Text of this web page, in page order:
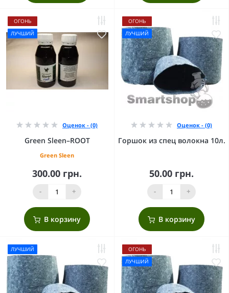
ОГОНЬ
ЛУЧШИЙ
Оценок - (0)
Green Sleen–ROOT
Green Sleen
300.00 грн.
- +
В корзину
ОГОНЬ
ЛУЧШИЙ
Оценок - (0)
Горшок из спец волокна 10л.
50.00 грн.
- +
В корзину
ЛУЧШИЙ
ОГОНЬ
ЛУЧШИЙ